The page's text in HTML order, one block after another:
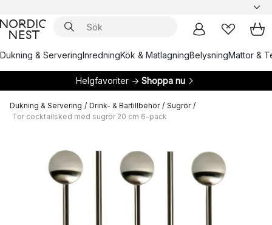
Dukning & ServeringInredningKök & MatlagningBelysningMattor &
Helgfavoriter → Shoppa nu
Dukning & Servering / Drink- & Bartillbehör / Sugrör /
Tor cocktailsked med sugrör 20 cm 6-pack